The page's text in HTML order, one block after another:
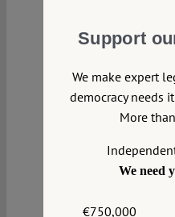
Verweis
Duplikat, eine
Zudem schützen
körperliche
Auswirkungen von
etc. sind nur
niederschlagen.
Support
We make expert
democracy needs
More
We need
€750,000